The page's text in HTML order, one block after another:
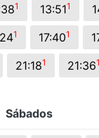
1 13:511
1 17:401
21:181 21:361
Sábados